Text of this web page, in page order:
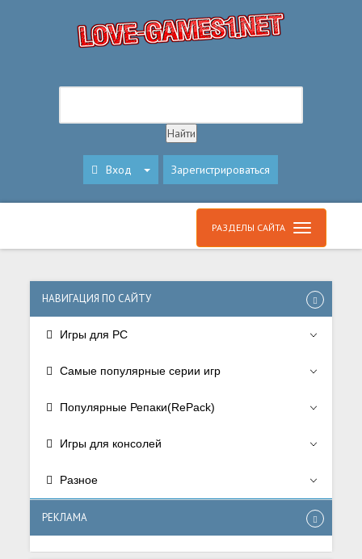
Вход Зарегистрироваться
РАЗДЕЛЫ САЙТА
НАВИГАЦИЯ ПО САЙТУ
Игры для PC
Самые популярные серии игр
Популярные Репаки(RePack)
Игры для консолей
Разное
РЕКЛАМА